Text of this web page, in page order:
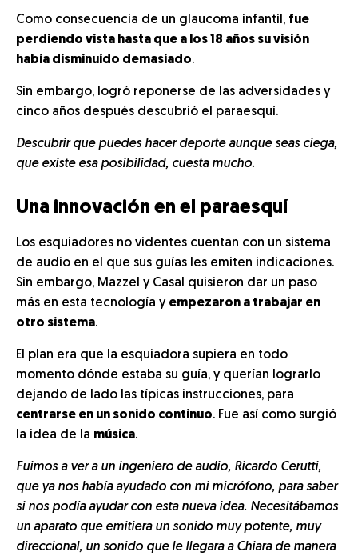
Como consecuencia de un glaucoma infantil, fue
perdiendo vista hasta que a los 18 años su visión
había disminuído demasiado.
Sin embargo, logró reponerse de las adversidades y
cinco años después descubrió el paraesquí.
Descubrir que puedes hacer deporte aunque seas ciega,
que existe esa posibilidad, cuesta mucho.
Una innovación en el paraesquí
Los esquiadores no videntes cuentan con un sistema
de audio en el que sus guías les emiten indicaciones.
Sin embargo, Mazzel y Casal quisieron dar un paso
más en esta tecnología y empezaron a trabajar en
otro sistema.
El plan era que la esquiadora supiera en todo
momento dónde estaba su guía, y querían lograrlo
dejando de lado las típicas instrucciones, para
centrarse en un sonido continuo. Fue así como surgió
la idea de la música.
Fuimos a ver a un ingeniero de audio, Ricardo Cerutti,
que ya nos había ayudado con mi micrófono, para saber
si nos podía ayudar con esta nueva idea. Necesitábamos
un aparato que emitiera un sonido muy potente, muy
direccional, un sonido que le llegara a Chiara de manera